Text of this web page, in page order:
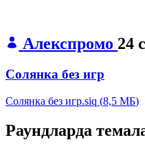
Алекспромо 24
Солянка без игр
Солянка без игр.siq (8,5 МБ)
Раундларда